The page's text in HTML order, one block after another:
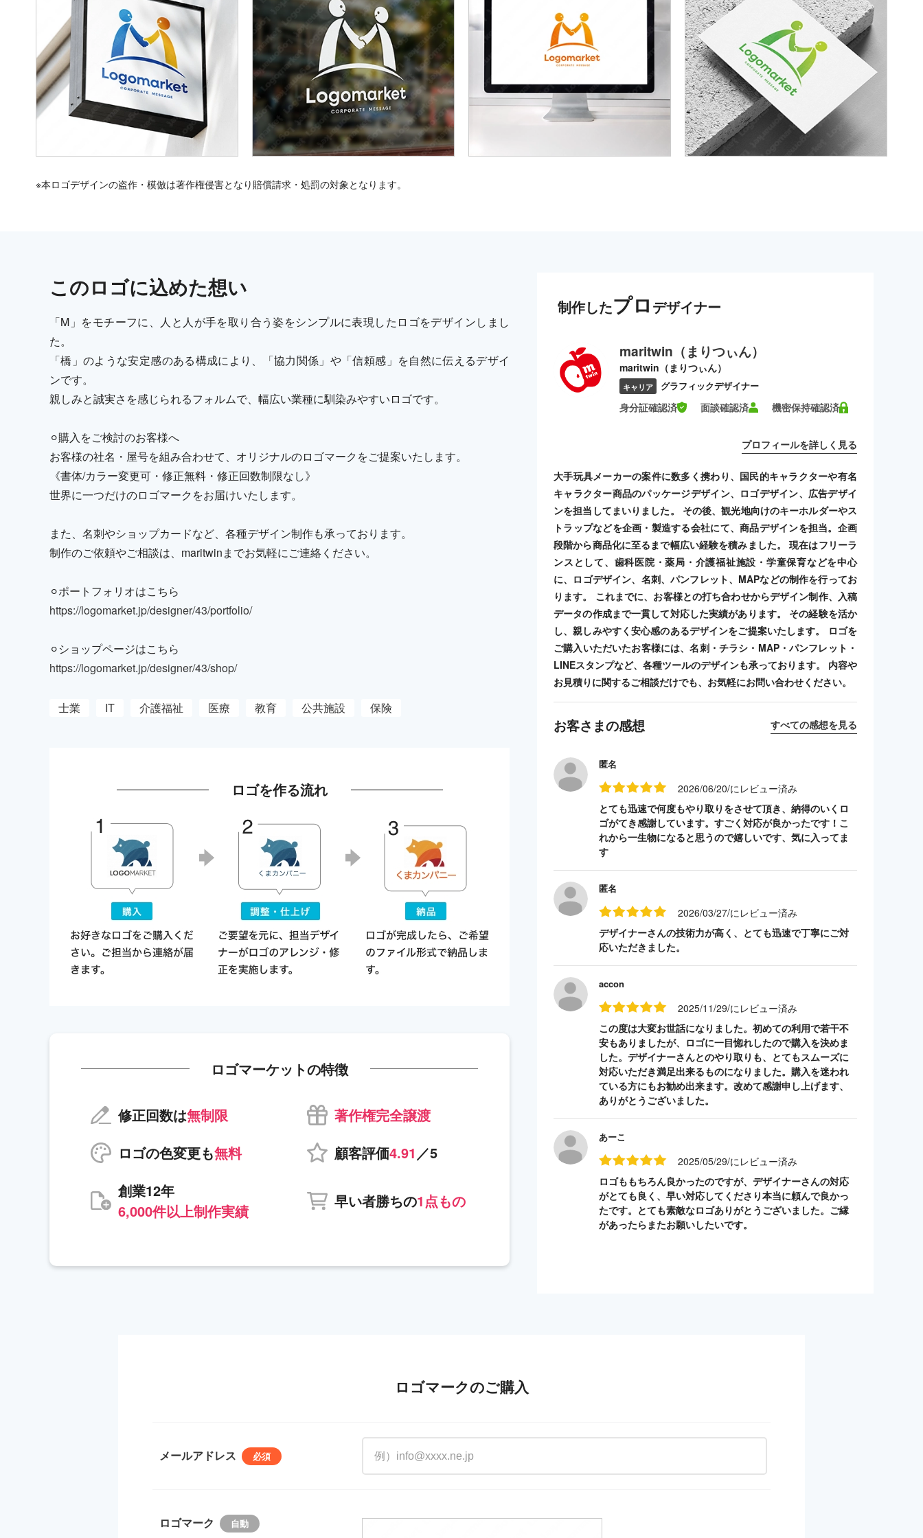
※本ロゴデザインの盗作・模倣は著作権侵害となり賠償請求・処罰の対象となります。
このロゴに込めた想い
「M」をモチーフに、人と人が手を取り合う姿をシンプルに表現したロゴをデザインしまし
た。
「橋」のような安定感のある構成により、「協力関係」や「信頼感」を自然に伝えるデザイ
ンです。
親しみと誠実さを感じられるフォルムで、幅広い業種に馴染みやすいロゴです。
⚪︎購入をご検討のお客様へ
お客様の社名・屋号を組み合わせて、オリジナルのロゴマークをご提案いたします。
《書体/カラー変更可・修正無料・修正回数制限なし》
世界に一つだけのロゴマークをお届けいたします。
また、名刺やショップカードなど、各種デザイン制作も承っております。
制作のご依頼やご相談は、maritwinまでお気軽にご連絡ください。
⚪︎ポートフォリオはこちら
https://logomarket.jp/designer/43/portfolio/
⚪︎ショップページはこちら
https://logomarket.jp/designer/43/shop/
士業 IT 介護福祉 医療 教育 公共施設 保険
ロゴを作る流れ
ロゴマーケットの特徴
修正回数は無制限
著作権完全譲渡
ロゴの色変更も無料 顧客評価4.91 ／5
創業12年
6,000件以上制作実績
早い者勝ちの1点もの
制作したプロ デザイナー
maritwin（まりつぃん）
maritwin（まりつぃん）
キャリア グラフィックデザイナー
身分証確認済 面談確認済 機密保持確認済
プロフィールを詳しく見る
大手玩具メーカーの案件に数多く携わり、国民的キャラクターや有名
キャラクター商品のパッケージデザイン、ロゴデザイン、広告デザイ
ンを担当してまいりました。 その後、観光地向けのキーホルダーやス
トラップなどを企画・製造する会社にて、商品デザインを担当。企画
段階から商品化に至るまで幅広い経験を積みました。 現在はフリーラ
ンスとして、歯科医院・薬局・介護福祉施設・学童保育などを中心
に、ロゴデザイン、名刺、パンフレット、MAPなどの制作を行ってお
ります。 これまでに、お客様との打ち合わせからデザイン制作、入稿
データの作成まで一貫して対応した実績があります。 その経験を活か
し、親しみやすく安心感のあるデザインをご提案いたします。 ロゴを
ご購入いただいたお客様には、名刺・チラシ・MAP・パンフレット・
LINEスタンプなど、各種ツールのデザインも承っております。 内容や
お見積りに関するご相談だけでも、お気軽にお問い合わせください。
お客さまの感想 すべての感想を見る
匿名
2026/06/20/にレビュー済み
とても迅速で何度もやり取りをさせて頂き、納得のいくロ
ゴがてき感謝しています。すごく対応が良かったです！こ
れから一生物になると思うので嬉しいです、気に入ってま
す
匿名
2026/03/27/にレビュー済み
デザイナーさんの技術力が高く、とても迅速で丁寧にご対
応いただきました。
accon
2025/11/29/にレビュー済み
この度は大変お世話になりました。初めての利用で若干不
安もありましたが、ロゴに一目惚れしたので購入を決めま
した。デザイナーさんとのやり取りも、とてもスムーズに
対応いただき満足出来るものになりました。購入を迷われ
ている方にもお勧め出来ます。改めて感謝申し上げます、
ありがとうございました。
あーこ
2025/05/29/にレビュー済み
ロゴももちろん良かったのですが、デザイナーさんの対応
がとても良く、早い対応してくださり本当に頼んで良かっ
たです。とても素敵なロゴありがとうございました。ご縁
があったらまたお願いしたいです。
ロゴマークのご購入
メールアドレス
ロゴマーク